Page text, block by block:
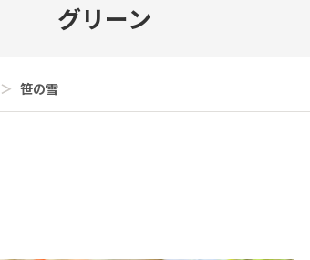
グリーン
＞ 笹の雪